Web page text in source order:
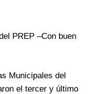
PREP –Con buen
Municipales del
el tercer y último